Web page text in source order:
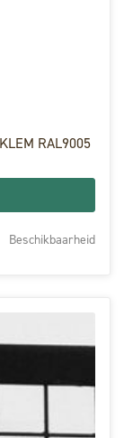
RAL9005
Beschikbaarheid